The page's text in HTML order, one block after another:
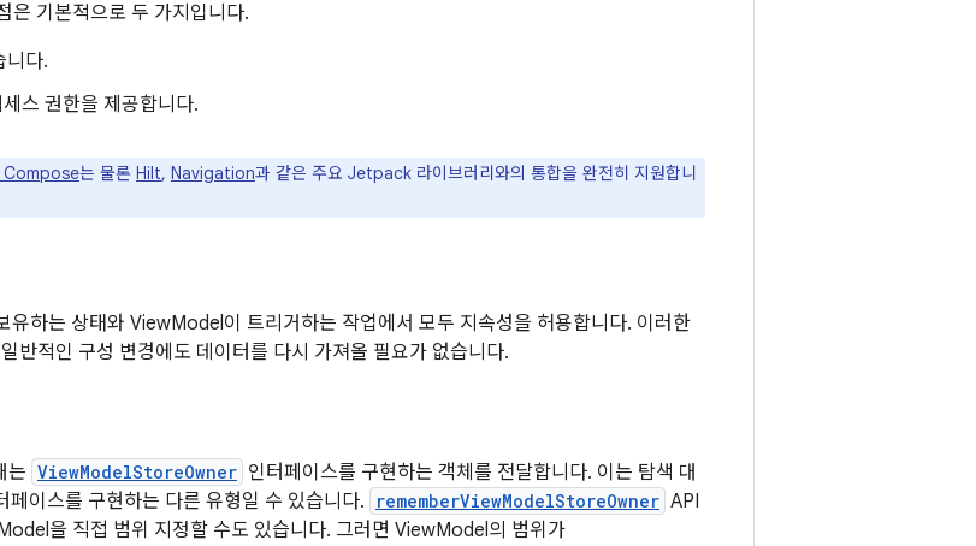
은 기본적으로 두 가지입니다.
니다.
스 권한을 제공합니다.
는 물론 Hilt, Navigation과 같은 주요 Jetpack 라이브러리와의 통합을 완전히 지원합니
하는 상태와 ViewModel이 트리거하는 작업에서 모두 지속성을 허용합니다. 이러한
반적인 구성 변경에도 데이터를 다시 가져올 필요가 없습니다.
는 ViewModelStoreOwner 인터페이스를 구현하는 객체를 전달합니다. 이는 탐색 대
페이스를 구현하는 다른 유형일 수 있습니다.
rememberViewModelStoreOwner API
을 직접 범위 지정할 수도 있습니다. 그러면 ViewModel의 범위가